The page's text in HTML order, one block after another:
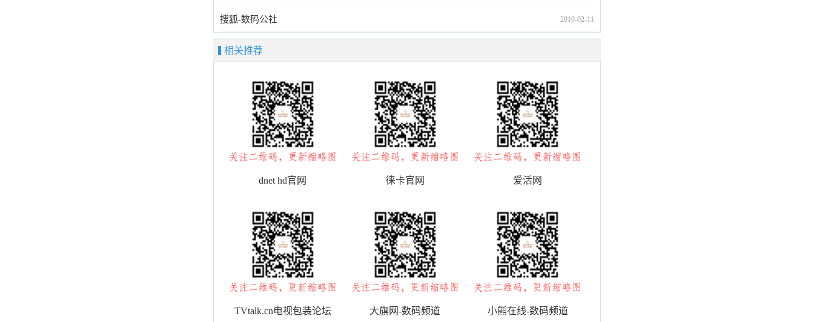
2010-02-11
搜狐-数码公社
相关推荐
dnet hd官网 徕卡官网 爱活网
TVtalk.cn电视包装论坛 大旗网-数码频道 小熊在线-数码频道